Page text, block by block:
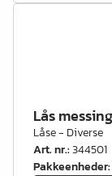
Lås
Låse - Diverse
Art. nr.:344501
Pakkeenheder: